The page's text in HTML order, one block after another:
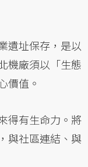
遺址保存，是以
機廠須以「生態
價值。
得有生命力。將
與社區連結、與